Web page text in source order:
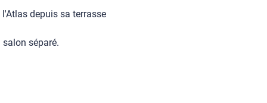
depuis sa terrasse
séparé.